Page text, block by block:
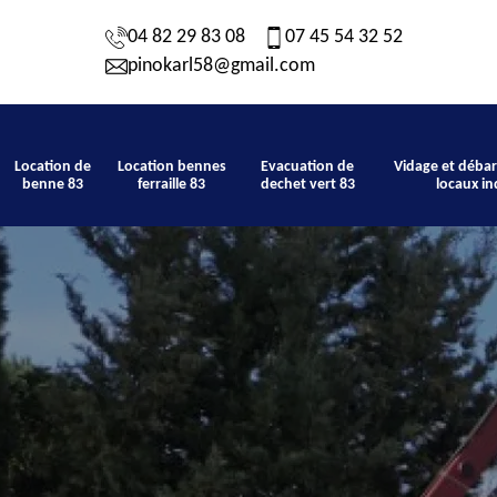
04 82 29 83 08
07 45 54 32 52
pinokarl58@gmail.com
Location de
benne 83
Location bennes
ferraille 83
Evacuation de
dechet vert 83
Vidage et
locaux